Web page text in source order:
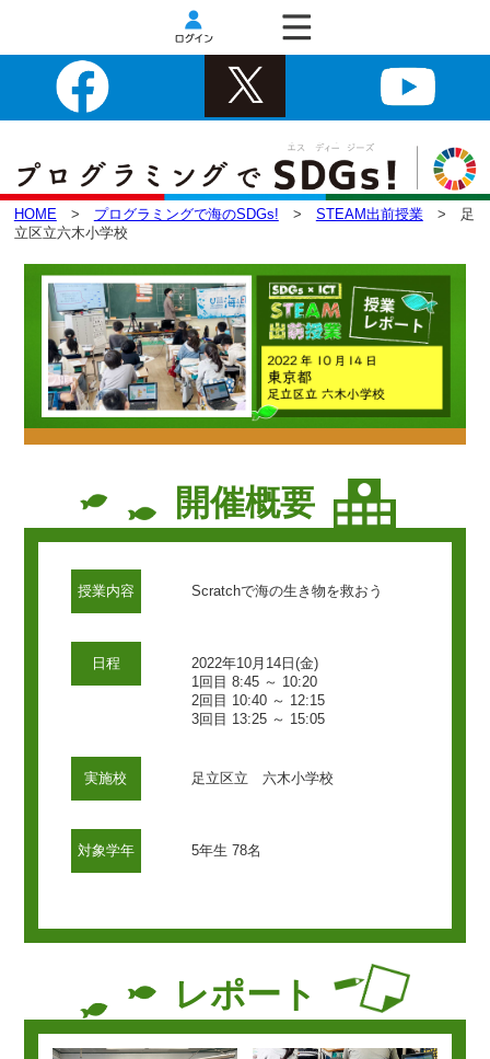
HOME > プログラミングで海のSDGs! > STEAM出前授業> 足
立区立六木小学校
開催概要
授業内容 Scratchで海の生き物を救おう
日程
2022年10月14日(金)
1回目 8:45 ～ 10:20
2回目 10:40 ～ 12:15
3回目 13:25 ～ 15:05
実施校 足立区立 六木小学校
対象学年 5年生 78名
レポート